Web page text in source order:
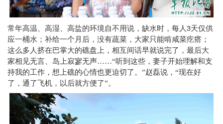
常年高温、高湿、高盐的环境自不用说，缺水时，每人3天仅供
应一桶水；补给一个月后，没有蔬菜，大家只能啃咸菜疙瘩；
这么多人挤在巴掌大的礁盘上，相互间话早就说完了，最后大
家相见无言、岛上寂寥无声……“听到这些，妻子开始理解和支
持我的工作，想上礁的心情也更迫切了。”赵磊说，“现在好
了，通了飞机，以后就方便了”。